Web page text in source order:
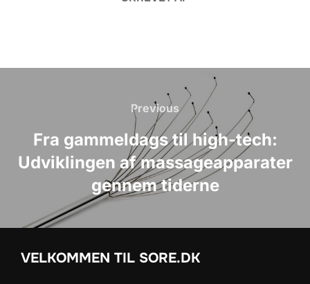
Previous
Previous
Fra gammeldags til high-tech:
Udviklingen af massageapparater
gennem tiderne
VELKOMMEN TIL SORE.DK